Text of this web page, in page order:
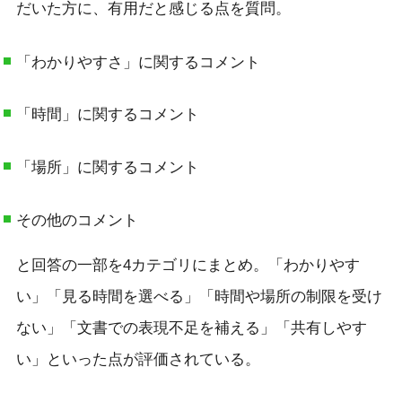
だいた方に、有用だと感じる点を質問。
「わかりやすさ」に関するコメント
「時間」に関するコメント
「場所」に関するコメント
その他のコメント
と回答の一部を4カテゴリにまとめ。「わかりやす
い」「見る時間を選べる」「時間や場所の制限を受け
ない」「文書での表現不足を補える」「共有しやす
い」といった点が評価されている。